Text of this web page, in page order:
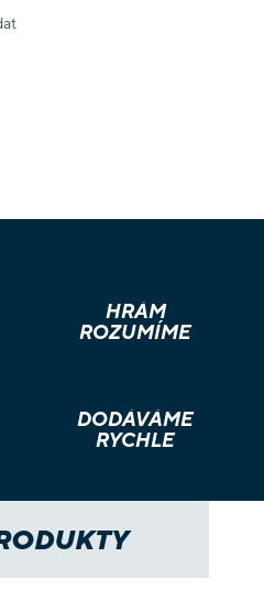
HRÁM
ROZUMÍME
DODÁVÁME
RYCHLE